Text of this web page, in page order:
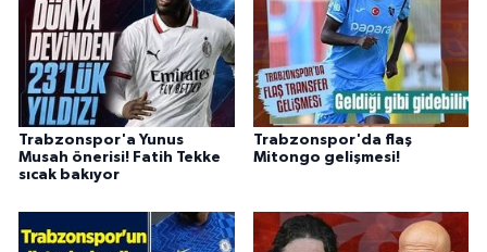
Trabzonspor'a Yunus
Musah önerisi! Fatih Tekke
sıcak bakıyor
Trabzonspor'da flaş
Mitongo gelişmesi!